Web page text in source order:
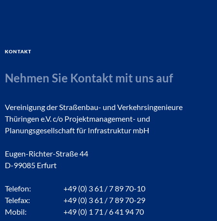
Kontakt
Nehmen Sie Kontakt mit uns auf
Vereinigung der Straßenbau- und Verkehrsingenieure
Thüringen e.V. c/o Projektmanagement- und
Planungsgesellschaft für Infrastruktur mbH
Eugen-Richter-Straße 44
D-99085 Erfurt
Telefon:
+49 (0) 3 61 / 7 89 70-10
Telefax:
+49 (0) 3 61 / 7 89 70-29
Mobil:
+49 (0) 1 71 / 6 41 94 70